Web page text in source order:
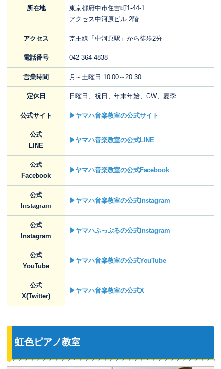
所在地
東京都府中市住吉町1-44-1
アクセス中河原ビル 2階
アクセス 京王線「中河原駅」から徒歩2分
電話番号 042-364-4838
営業時間 月～土曜日 10:00～20:30
定休日 日曜日、祝日、年末年始、GW、夏季
公式サイト ▶ヤマハ音楽教室の公式サイト
公式
LINE
▶ヤマハ音楽教室の公式LINE
公式
Facebook
▶ヤマハ音楽教室の公式Facebook
公式
Instagram
▶ヤマハ音楽教室の公式Instagram
公式
Instagram
▶ヤマハぷっぷるの公式Instagram
公式
YouTube
▶ヤマハ音楽教室の公式YouTube
公式
X(Twitter)
▶ヤマハ音楽教室の公式X
虹色ピアノ教室